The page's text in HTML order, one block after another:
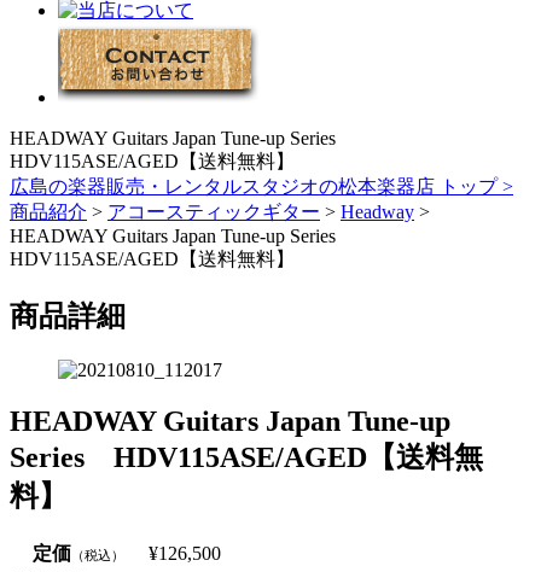
HEADWAY Guitars Japan Tune-up Series
HDV115ASE/AGED【送料無料】
広島の楽器販売・レンタルスタジオの松本楽器店 トップ >
商品紹介 > アコースティックギター > Headway >
HEADWAY Guitars Japan Tune-up Series
HDV115ASE/AGED【送料無料】
商品詳細
HEADWAY Guitars Japan Tune-up
Series HDV115ASE/AGED【送料無
料】
定価 （税込）
¥126,500